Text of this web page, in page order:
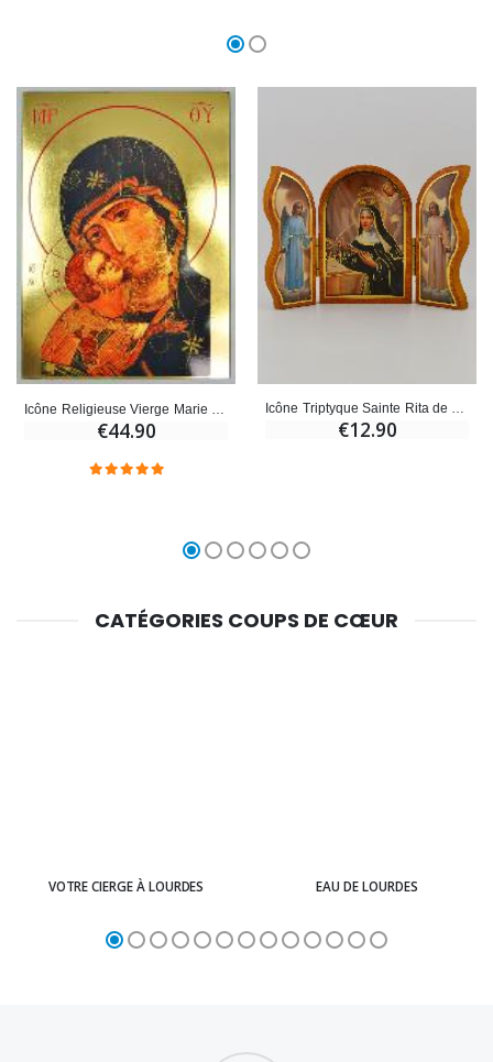
€44.90 €12.90
CATÉGORIES COUPS DE CŒUR
VOTRE CIERGE À LOURDES EAU DE LOURDES